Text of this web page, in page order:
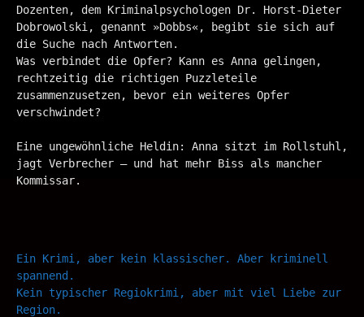
Dozenten, dem Kriminalpsychologen Dr. Horst-Dieter
Dobrowolski, genannt »Dobbs«, begibt sie sich auf
die Suche nach Antworten.
Was verbindet die Opfer? Kann es Anna gelingen,
rechtzeitig die richtigen Puzzleteile
zusammenzusetzen, bevor ein weiteres Opfer
verschwindet?
Eine ungewöhnliche Heldin: Anna sitzt im Rollstuhl,
jagt Verbrecher – und hat mehr Biss als mancher
Kommissar.
Ein Krimi, aber kein klassischer. Aber kriminell
spannend.
Kein typischer Regiokrimi, aber mit viel Liebe zur
Region.